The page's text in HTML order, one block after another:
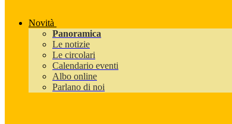
Novità
Panoramica
Le notizie
Le circolari
Calendario eventi
Albo online
Parlano di noi